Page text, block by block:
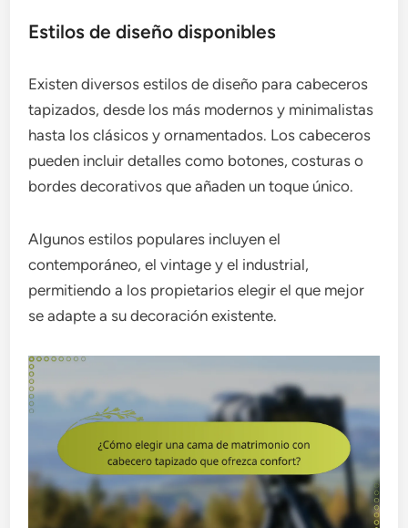
Estilos de diseño disponibles
Existen diversos estilos de diseño para cabeceros
tapizados, desde los más modernos y minimalistas
hasta los clásicos y ornamentados. Los cabeceros
pueden incluir detalles como botones, costuras o
bordes decorativos que añaden un toque único.
Algunos estilos populares incluyen el
contemporáneo, el vintage y el industrial,
permitiendo a los propietarios elegir el que mejor
se adapte a su decoración existente.